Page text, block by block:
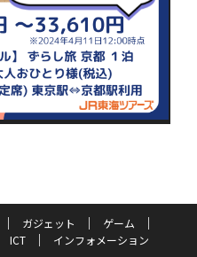
ガジェット
ゲーム
ICT
インフォメーション